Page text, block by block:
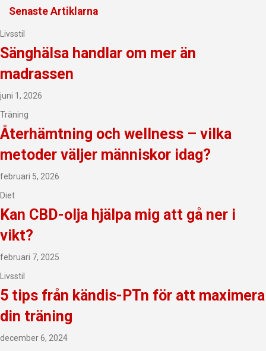
Senaste Artiklarna
Livsstil
Sänghälsa handlar om mer än
madrassen
juni 1, 2026
Träning
Återhämtning och wellness – vilka
metoder väljer människor idag?
februari 5, 2026
Diet
Kan CBD-olja hjälpa mig att gå ner i
vikt?
februari 7, 2025
Livsstil
5 tips från kändis-PTn för att maximera
din träning
december 6, 2024